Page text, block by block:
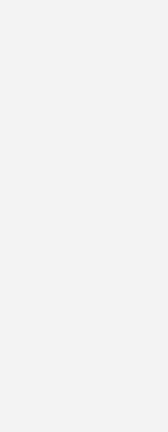
werden, bestimmt
dem in der
kein
der Rechnung
der
Konto von
die gesetzlichen